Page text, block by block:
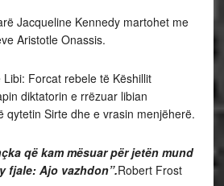
Jacqueline Kennedy martohet me
Aristotle Onassis.
Forcat rebele të Këshillit
diktatorin e rrëzuar libian
qytetin Sirte dhe e vrasin menjëherë.
që kam mësuar për jetën mund
fjale: Ajo vazhdon”.Robert Frost